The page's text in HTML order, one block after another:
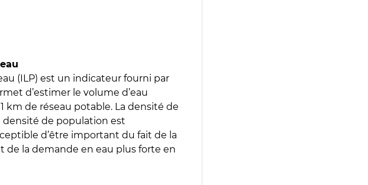
(ILP) est un indicateur fourni par
d’estimer le volume d’eau
km de réseau potable. La densité de
densité de population est
d’être important du fait de la
la demande en eau plus forte en